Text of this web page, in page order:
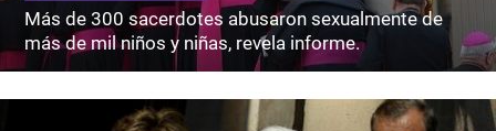
Más de 300 sacerdotes abusaron sexualmente de
más de mil niños y niñas, revela informe.